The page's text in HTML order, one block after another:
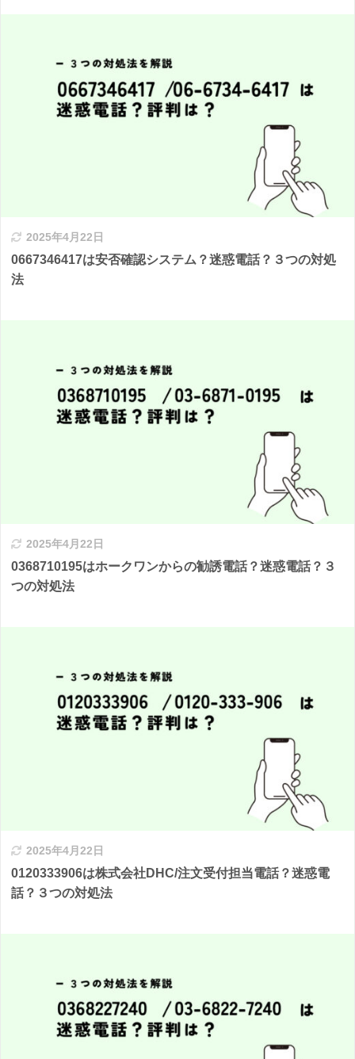
2025年4月22日
0667346417は安否確認システム？迷惑電話？３つの対処
法
2025年4月22日
0368710195はホークワンからの勧誘電話？迷惑電話？３
つの対処法
2025年4月22日
0120333906は株式会社DHC/注文受付担当電話？迷惑電
話？３つの対処法